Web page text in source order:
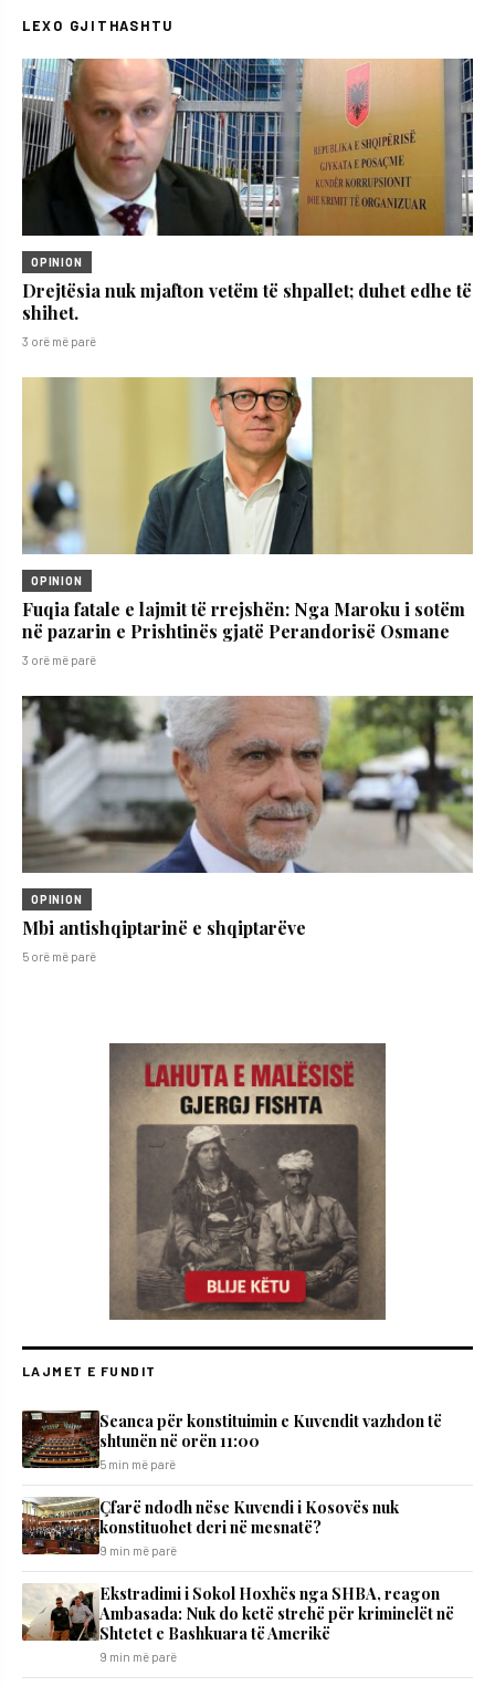
LEXO GJITHASHTU
OPINION
Drejtësia nuk mjafton vetëm të shpallet; duhet edhe të
shihet.
3 orë më parë
OPINION
Fuqia fatale e lajmit të rrejshën: Nga Maroku i sotëm
në pazarin e Prishtinës gjatë Perandorisë Osmane
3 orë më parë
OPINION
Mbi antishqiptarinë e shqiptarëve
5 orë më parë
LAJMET E FUNDIT
Seanca për konstituimin e Kuvendit vazhdon të
shtunën në orën 11:00
5 min më parë
Çfarë ndodh nëse Kuvendi i Kosovës nuk
konstituohet deri në mesnatë?
9 min më parë
Ekstradimi i Sokol Hoxhës nga SHBA, reagon
Ambasada: Nuk do ketë strehë për kriminelët në
Shtetet e Bashkuara të Amerikë
9 min më parë